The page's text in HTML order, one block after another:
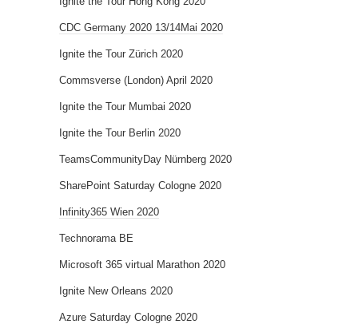
CDC Germany 2020 13/14Mai 2020
Ignite the Tour Zürich 2020
Commsverse (London) April 2020
Ignite the Tour Mumbai 2020
Ignite the Tour Berlin 2020
TeamsCommunityDay Nürnberg 2020
SharePoint Saturday Cologne 2020
Infinity365 Wien 2020
Technorama BE
Microsoft 365 virtual Marathon 2020
Ignite New Orleans 2020
Azure Saturday Cologne 2020